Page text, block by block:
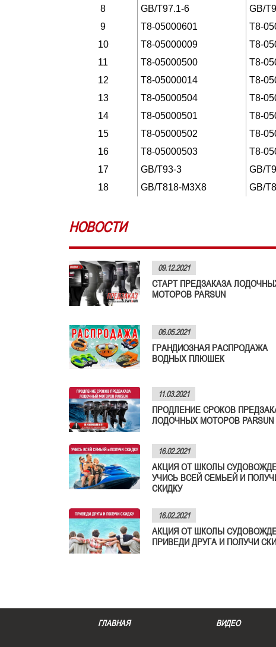
8
GB/T97.1-6 GB/
9
T8-05000601 T8-
10
T8-05000009 T8-
11
T8-05000500 T8-
12
T8-05000014 T8-
13
T8-05000504 T8-
14
T8-05000501 T8-
15
T8-05000502 T8-
16
T8-05000503 T8-
17
GB/T93-3 GB/
18
GB/T818-M3X8 GB/
НОВОСТИ
09.12.2021
СТАРТ ПРЕДЗАКАЗА
МОТОРОВ PARSUN
06.05.2021
ГРАНДИОЗНАЯ РАСПРОДАЖА
ВОДНЫХ ПЛЮШЕК
11.03.2021
ПРОДЛЕНИЕ СРОКОВ
ЛОДОЧНЫХ МОТОРОВ PARSUN
16.02.2021
АКЦИЯ ОТ ШКОЛЫ
УЧИСЬ ВСЕЙ СЕМЬЕЙ И
СКИДКУ
16.02.2021
АКЦИЯ ОТ ШКОЛЫ
ПРИВЕДИ ДРУГА И ПОЛУЧИ
ГЛАВНАЯ ВИДЕО